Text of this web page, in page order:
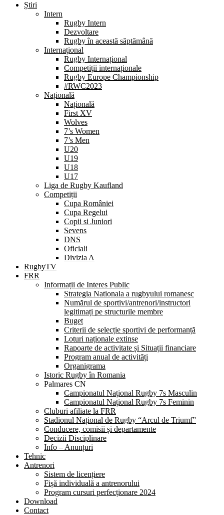
Știri
Intern
Rugby Intern
Dezvoltare
Rugby în această săptămână
Internațional
Rugby Internațional
Competiții internaționale
Rugby Europe Championship
#RWC2023
Națională
Națională
First XV
Wolves
7’s Women
7’s Men
U20
U19
U18
U17
Liga de Rugby Kaufland
Competiții
Cupa României
Cupa Regelui
Copii si Juniori
Sevens
DNS
Oficiali
Divizia A
RugbyTV
FRR
Informații de Interes Public
Strategia Nationala a rugbyului romanesc
Numărul de sportivi/antrenori/instructori
legitimați pe structurile membre
Buget
Criterii de selecție sportivi de performanță
Loturi naționale extinse
Rapoarte de activitate și Situații financiare
Program anual de activități
Organigrama
Istoric Rugby în Romania
Palmares CN
Campionatul Național Rugby 7s Masculin
Campionatul Național Rugby 7s Feminin
Cluburi afiliate la FRR
Stadionul Național de Rugby “Arcul de Triumf”
Conducere, comisii și departamente
Decizii Disciplinare
Info – Anunțuri
Tehnic
Antrenori
Sistem de licențiere
Fișă individuală a antrenorului
Program cursuri perfecționare 2024
Download
Contact